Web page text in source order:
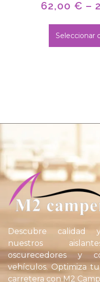
62,00 € –
Seleccionar
Descubre
nuestros
oscurecedores y
vehículos. Optimiza
carretera con M2